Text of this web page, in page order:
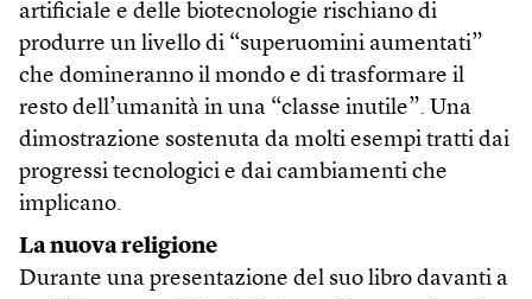
artificiale e delle biotecnologie rischiano di
produrre un livello di “superuomini aumentati”
che domineranno il mondo e di trasformare il
resto dell’umanità in una “classe inutile”. Una
dimostrazione sostenuta da molti esempi tratti dai
progressi tecnologici e dai cambiamenti che
implicano.
La nuova religione
Durante una presentazione del suo libro davanti a